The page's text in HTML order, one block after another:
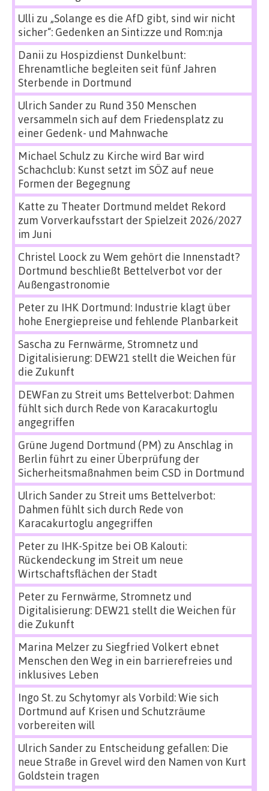
Ulli zu „Solange es die AfD gibt, sind wir nicht
sicher“: Gedenken an Sinti:zze und Rom:nja
Danii zu Hospizdienst Dunkelbunt:
Ehrenamtliche begleiten seit fünf Jahren
Sterbende in Dortmund
Ulrich Sanderzu Rund 350 Menschen
versammeln sich auf dem Friedensplatz zu
einer Gedenk- und Mahnwache
Michael Schulz zu Kirche wird Bar wird
Schachclub: Kunst setzt im SÖZ auf neue
Formen der Begegnung
Katte zu Theater Dortmund meldet Rekord
zum Vorverkaufsstart der Spielzeit 2026/2027
im Juni
Christel Loock zu Wem gehört die Innenstadt?
Dortmund beschließt Bettelverbot vor der
Außengastronomie
Peterzu IHK Dortmund: Industrie klagt über
hohe Energiepreise und fehlende Planbarkeit
Sascha zu Fernwärme, Stromnetz und
Digitalisierung: DEW21 stellt die Weichen für
die Zukunft
DEWFan zu Streit ums Bettelverbot: Dahmen
fühlt sich durch Rede von Karacakurtoglu
angegriffen
Grüne Jugend Dortmund (PM) zu Anschlag in
Berlin führt zu einer Überprüfung der
Sicherheitsmaßnahmen beim CSD in Dortmund
Ulrich Sanderzu Streit ums Bettelverbot:
Dahmen fühlt sich durch Rede von
Karacakurtoglu angegriffen
Peterzu IHK-Spitze bei OB Kalouti:
Rückendeckung im Streit um neue
Wirtschaftsflächen der Stadt
Peterzu Fernwärme, Stromnetz und
Digitalisierung: DEW21 stellt die Weichen für
die Zukunft
Marina Melzerzu Siegfried Volkert ebnet
Menschen den Weg in ein barrierefreies und
inklusives Leben
Ingo St.zu Schytomyr als Vorbild: Wie sich
Dortmund auf Krisen und Schutzräume
vorbereiten will
Ulrich Sanderzu Entscheidung gefallen: Die
neue Straße in Grevel wird den Namen von Kurt
Goldstein tragen